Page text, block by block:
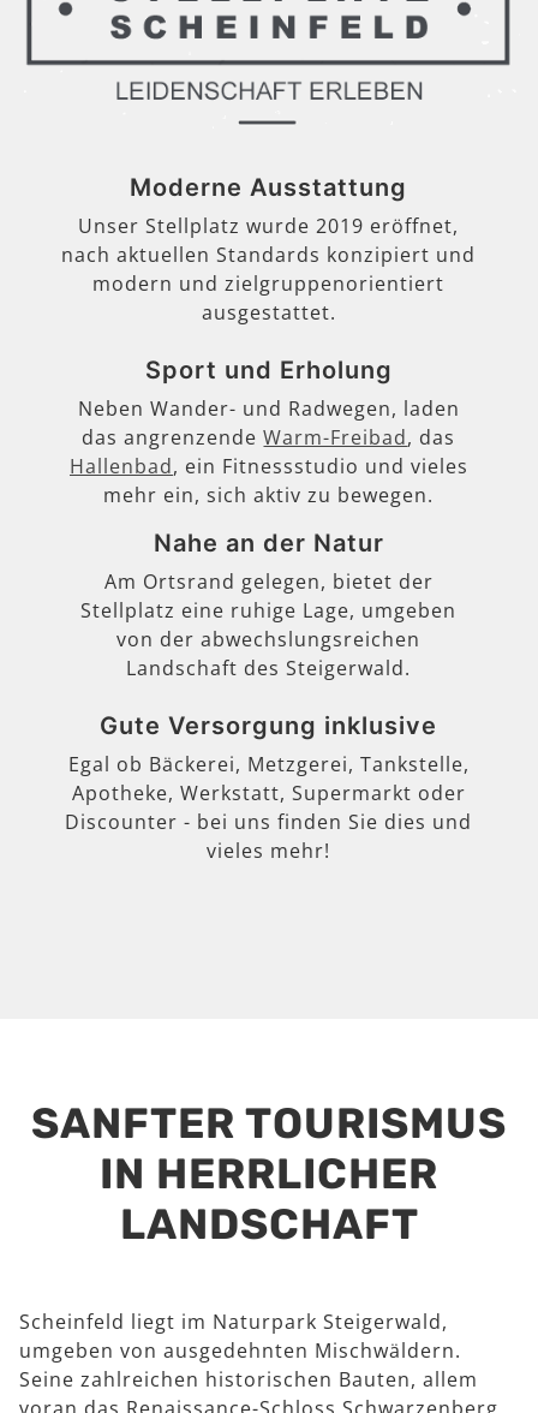
Moderne Ausstattung
Unser Stellplatz wurde 2019 eröffnet,
nach aktuellen Standards konzipiert und
modern und zielgruppenorientiert
ausgestattet.
Sport und Erholung
Neben Wander- und Radwegen, laden
das angrenzendeWarm-Freibad, das
Hallenbad, ein Fitnessstudio und vieles
mehr ein, sich aktiv zu bewegen.
Nahe an der Natur
Am Ortsrand gelegen, bietet der
Stellplatz eine ruhige Lage, umgeben
von der abwechslungsreichen
Landschaft des Steigerwald.
Gute Versorgung inklusive
Egal ob Bäckerei, Metzgerei, Tankstelle,
Apotheke, Werkstatt, Supermarkt oder
Discounter - bei uns finden Sie dies und
vieles mehr!
SANFTER TOURISMUS
IN HERRLICHER
LANDSCHAFT
Scheinfeld liegt im Naturpark Steigerwald,
umgeben von ausgedehnten Mischwäldern.
Seine zahlreichen historischen Bauten, allem